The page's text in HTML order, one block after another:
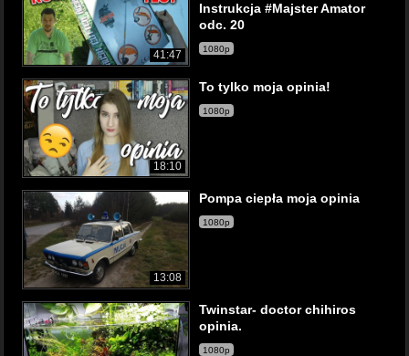
41:47
Instrukcja #Majster Amator
odc. 20
1080p
18:10
To tylko moja opinia!
1080p
13:08
Pompa ciepła moja opinia
1080p
Twinstar- doctor chihiros
opinia.
1080p